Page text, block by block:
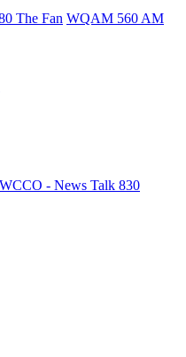
The Fan WQAM 560 AM
WCCO - News Talk 830